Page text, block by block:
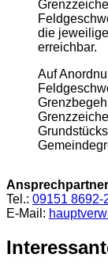
die
erreichbar.
Auf
Tel.: 09151 8692-
E-Mail: